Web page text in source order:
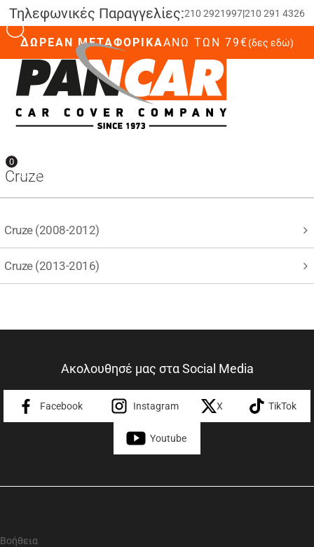
Τηλεφωνικές Παραγγελίες:210 2921997|210 291 4326
ΔΩΡΕΑΝ ΜΕΤΑΦΟΡΙΚΑΆΝΩ ΤΩΝ 79€(δες εδώ)
0
Cruze
Cruze (2008-2012)
Cruze (2013-2016)
Ακολουθησέ μας στα Social Media
Facebook Instagram X TikTok
Youtube
Βοήθεια